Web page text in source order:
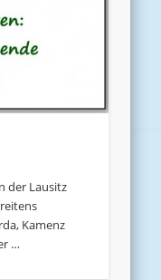
der Lausitz
Kamenz
…